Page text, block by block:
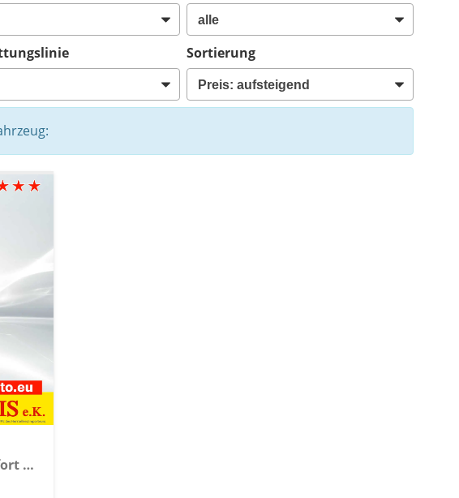
Sortierung
GT BlueHdi 130|Kamera|Navi|7 Sitze|sofort verfügbar